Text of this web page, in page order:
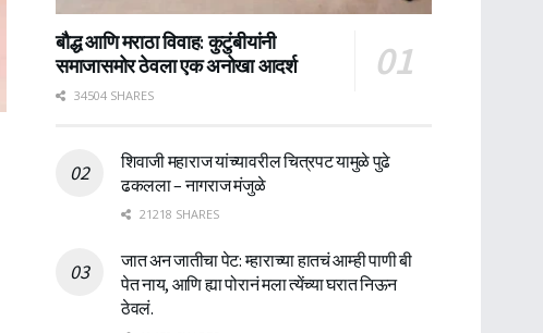
बौद्ध आणि मराठा विवाह: कुटुंबीयांनी
समाजासमोर ठेवला एक अनोखा आदर्श
34504 SHARES
शिवाजी महाराज यांच्यावरील चित्रपट यामुळे पुढे
ढकलला – नागराज मंजुळे
21218 SHARES
जात अन जातीचा पेट: म्हाराच्या हातचं आम्ही पाणी बी
पेत नाय, आणि ह्या पोरानं मला त्येंच्या घरात निऊन
ठेवलं.